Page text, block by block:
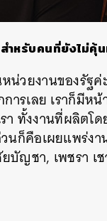
ำหรับคนที่ยังไม่คุ้
น่วยงานของรัฐ
ารเลย เราก็มีห
า ทั้งงานที่ผลิตโ
ก็คือเผยแพร่ง
ญชา, เพชรา เ